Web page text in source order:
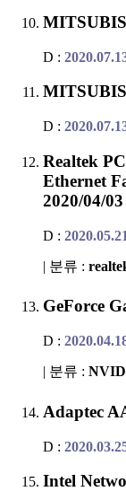
D :
D :
Realtek
Ethernet
2020/04/
D : 2020.05.21
| 분류 :
GeForce
D :
| 분류 :
Adaptec
D :
Intel